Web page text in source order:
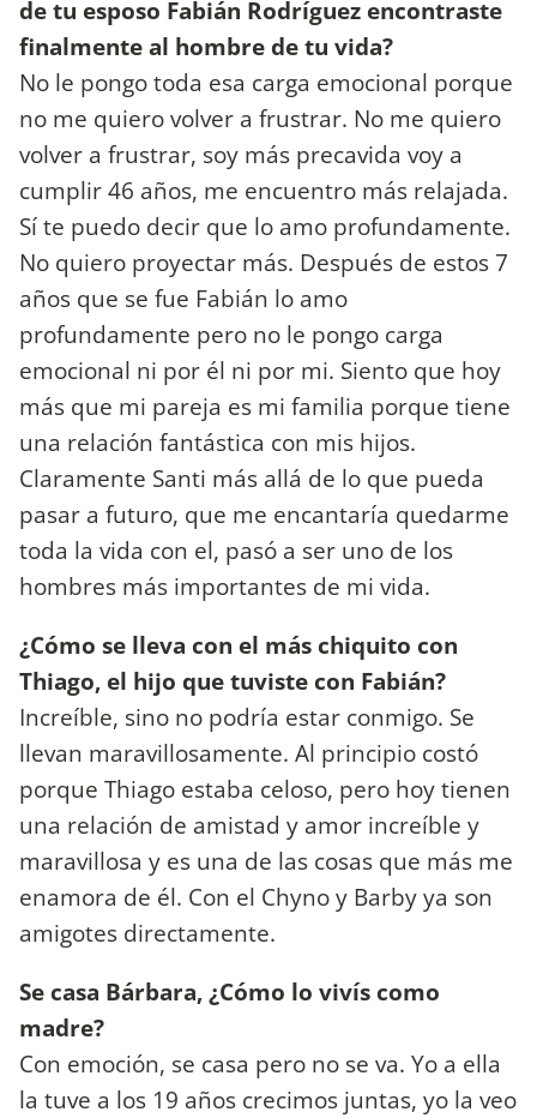
de tu esposo Fabián Rodríguez encontraste
finalmente al hombre de tu vida?
No le pongo toda esa carga emocional porque
no me quiero volver a frustrar. No me quiero
volver a frustrar, soy más precavida voy a
cumplir 46 años, me encuentro más relajada.
Sí te puedo decir que lo amo profundamente.
No quiero proyectar más. Después de estos 7
años que se fue Fabián lo amo
profundamente pero no le pongo carga
emocional ni por él ni por mi. Siento que hoy
más que mi pareja es mi familia porque tiene
una relación fantástica con mis hijos.
Claramente Santi más allá de lo que pueda
pasar a futuro, que me encantaría quedarme
toda la vida con el, pasó a ser uno de los
hombres más importantes de mi vida.
¿Cómo se lleva con el más chiquito con
Thiago, el hijo que tuviste con Fabián?
Increíble, sino no podría estar conmigo. Se
llevan maravillosamente. Al principio costó
porque Thiago estaba celoso, pero hoy tienen
una relación de amistad y amor increíble y
maravillosa y es una de las cosas que más me
enamora de él. Con el Chyno y Barby ya son
amigotes directamente.
Se casa Bárbara, ¿Cómo lo vivís como
madre?
Con emoción, se casa pero no se va. Yo a ella
la tuve a los 19 años crecimos juntas, yo la veo